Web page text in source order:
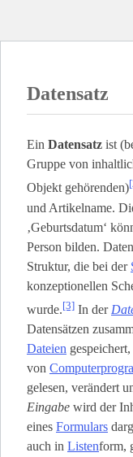
Datensatz
Ein Datensatz ist
Gruppe von
Objekt gehörenden)
und Artikelname.
‚Geburtsdatum‘
Person bilden.
Struktur, die bei der
konzeptionellen
wurde.[3] In der
Datensätzen
Dateien
von
gelesen, verändert
Eingabe wird der
eines Formulars
auch in Listen­form,